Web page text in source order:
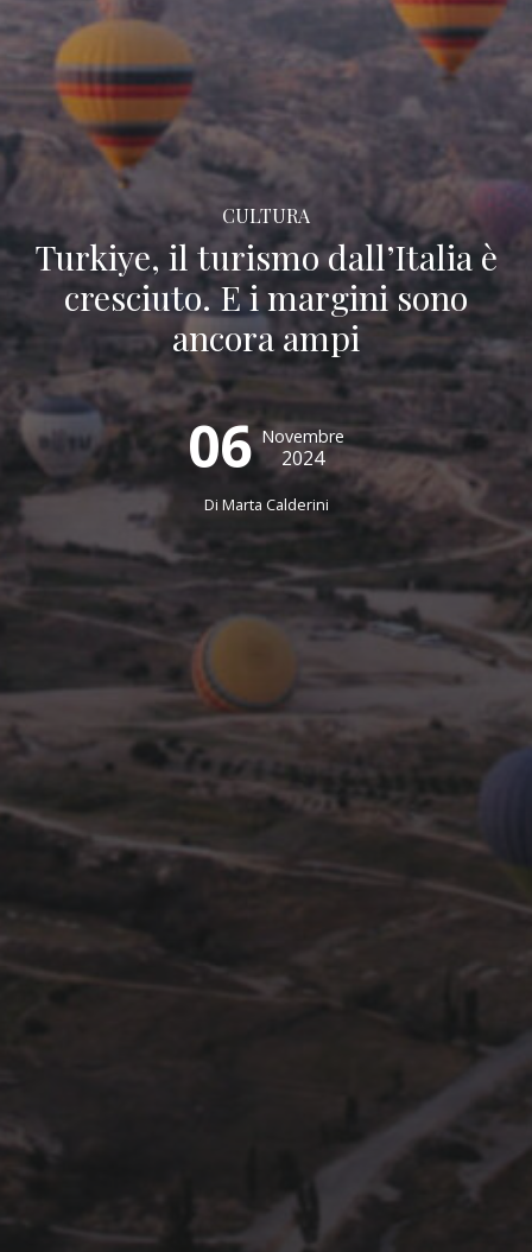
CULTURA
Turkiye, il turismo dall’Italia è
cresciuto. E i margini sono
ancora ampi
06 Novembre
2024
Di Marta Calderini